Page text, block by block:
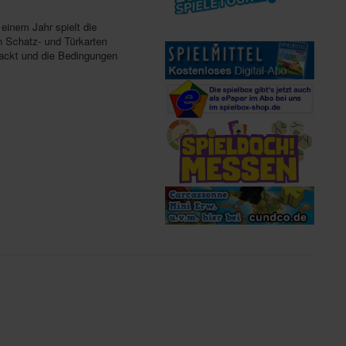
einem Jahr spielt die
Schatz- und Türkarten
und die Bedingungen